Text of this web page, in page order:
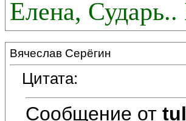
Елена, Сударь..
Вячеслав Серёгин
Цитата:
Сообщение от